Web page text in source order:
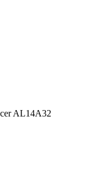
AL14A32